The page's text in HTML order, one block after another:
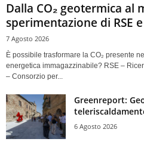
Dalla CO₂ geotermica al
sperimentazione di RSE e
7 Agosto 2026
È possibile trasformare la CO₂ presente
energetica immagazzinabile? RSE –
– Consorzio per...
Greenreport:
6 Agosto 2026